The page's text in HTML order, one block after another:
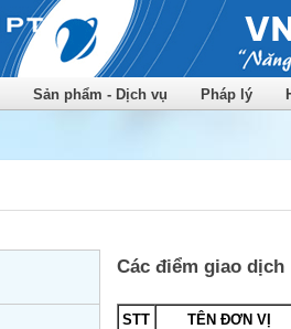
Sản phẩm - Dịch vụ Pháp lý
Các điểm giao dịch
STT
TÊN ĐƠN VỊ